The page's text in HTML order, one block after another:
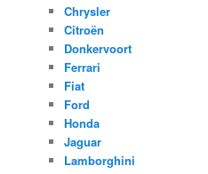
Chrysler
Citroën
Donkervoort
Ferrari
Fiat
Ford
Honda
Jaguar
Lamborghini